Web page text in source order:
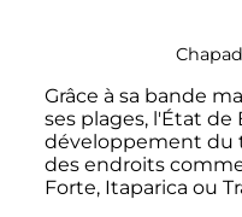
Grâce à sa bande
ses plages, l'État
développement du
des endroits
Forte, Itaparica ou